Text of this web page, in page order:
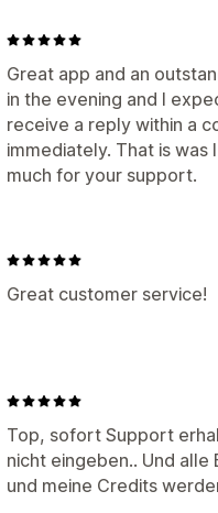
Great app and an
in the evening and I
receive a reply within a
immediately. That is was
much for your support.
Great customer service!
Top, sofort Support
nicht eingeben.. Und
und meine Credits